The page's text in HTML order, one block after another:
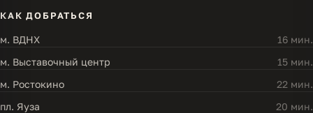
КАК ДОБРАТЬСЯ
м. ВДНХ
16 мин.
м. Выставочный центр
15 мин.
м. Ростокино
22 мин.
пл. Яуза
20 мин.